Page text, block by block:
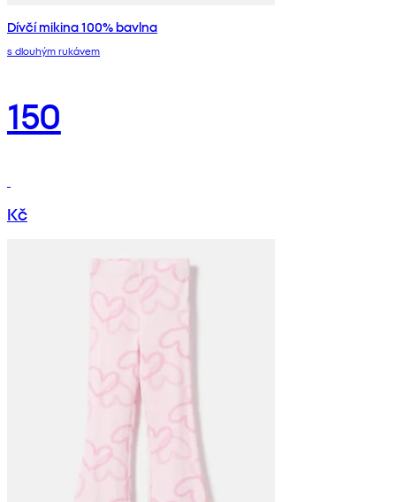
Dívčí mikina 100% bavlna
s dlouhým rukávem
150
Kč